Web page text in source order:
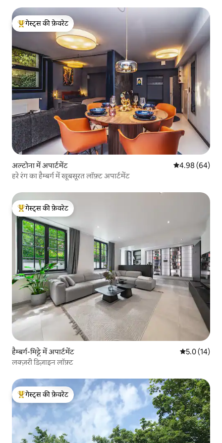
गेस्ट्स का टॉप फ़ेवरेट
गेस्ट्स की फ़ेवरेट
अल्टोना में अपार्टमेंट औसत रेटिंग 5 में
4.98 (64)
हरे रंग का हैम्बर्ग में खूबसूरत लॉफ़्ट अपार्टमेंट
गेस्ट्स का टॉप फ़ेवरेट
गेस्ट्स की फ़ेवरेट
हैम्बर्ग-मिट्टे में अपार्टमेंट औसत रेटिंग 5
5.0 (14)
लक्ज़री डिज़ाइन लॉफ़्ट
गेस्ट्स का टॉप फ़ेवरेट
गेस्ट्स की फ़ेवरेट